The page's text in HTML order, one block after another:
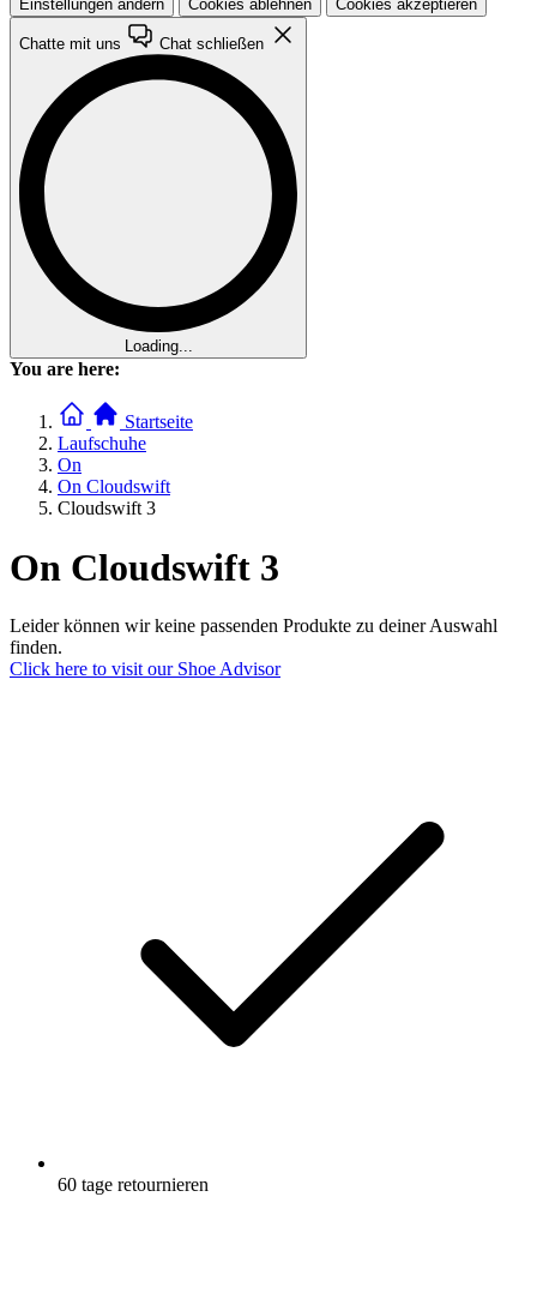
Einstellungen ändern Cookies ablehnen Cookies akzeptieren
Chatte mit uns Chat schließen
Loading...
You are here:
Startseite
Laufschuhe
On
On Cloudswift
Cloudswift 3
On Cloudswift 3
Leider können wir keine passenden Produkte zu deiner Auswahl
finden.
Click here to visit our Shoe Advisor
60 tage retournieren